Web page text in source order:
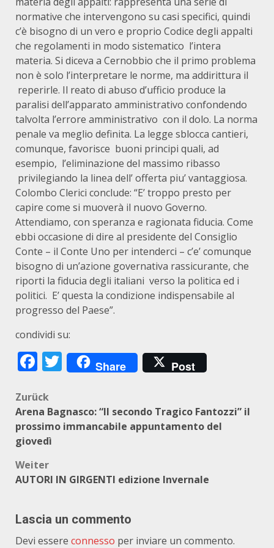
normative che intervengono su casi specifici, quindi
c’è bisogno di un vero e proprio Codice degli appalti
che regolamenti in modo sistematico l’intera
materia. Si diceva a Cernobbio che il primo problema
non è solo l’interpretare le norme, ma addirittura il
reperirle. Il reato di abuso d’ufficio produce la
paralisi dell’apparato amministrativo confondendo
talvolta l’errore amministrativo con il dolo. La norma
penale va meglio definita. La legge sblocca cantieri,
comunque, favorisce buoni principi quali, ad
esempio, l’eliminazione del massimo ribasso
privilegiando la linea dell’ offerta piu’ vantaggiosa.
Colombo Clerici conclude: “E’ troppo presto per
capire come si muoverà il nuovo Governo.
Attendiamo, con speranza e ragionata fiducia. Come
ebbi occasione di dire al presidente del Consiglio
Conte – il Conte Uno per intenderci – c’e’ comunque
bisogno di un’azione governativa rassicurante, che
riporti la fiducia degli italiani verso la politica ed i
politici. E’ questa la condizione indispensabile al
progresso del Paese”.
condividi su:
Facebook
Twitter
Share Post
Beitragsnavigation
Zurück
Arena Bagnasco: “Il secondo Tragico Fantozzi” il
prossimo immancabile appuntamento del
giovedì
Weiter
AUTORI IN GIRGENTI edizione Invernale
Lascia un commento
Devi essere connesso per inviare un commento.